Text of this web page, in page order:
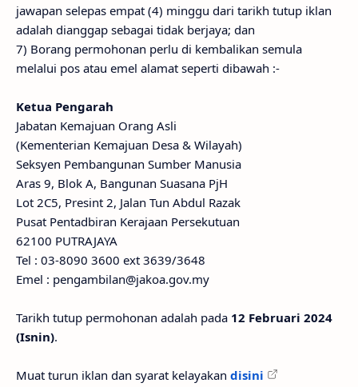
jawapan selepas empat (4) minggu dari tarikh tutup iklan
adalah dianggap sebagai tidak berjaya; dan
7) Borang permohonan perlu di kembalikan semula
melalui pos atau emel alamat seperti dibawah :-
Ketua Pengarah
Jabatan Kemajuan Orang Asli
(Kementerian Kemajuan Desa & Wilayah)
Seksyen Pembangunan Sumber Manusia
Aras 9, Blok A, Bangunan Suasana PjH
Lot 2C5, Presint 2, Jalan Tun Abdul Razak
Pusat Pentadbiran Kerajaan Persekutuan
62100 PUTRAJAYA
Tel : 03-8090 3600 ext 3639/3648
Emel : pengambilan@jakoa.gov.my
Tarikh tutup permohonan adalah pada 12 Februari 2024
(Isnin).
Muat turun iklan dan syarat kelayakan disini